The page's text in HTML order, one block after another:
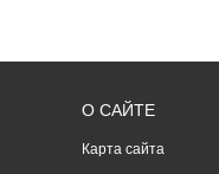
О САЙТЕ
Карта сайта